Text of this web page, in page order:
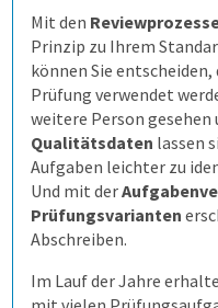
ILIAS
Befragungen
Befragung mit
Unternehmen
Gesundheitswesen
Kontakt
Kontakt
Anfahrt
Mit den
Prinzip zu Ihrem
können Sie
Prüfung verwendet
weitere Person
Qualitätsdaten lassen
Aufgaben leichter zu
Und mit der
Prüfungsvarianten
Abschreiben.
Im Lauf der Jahre